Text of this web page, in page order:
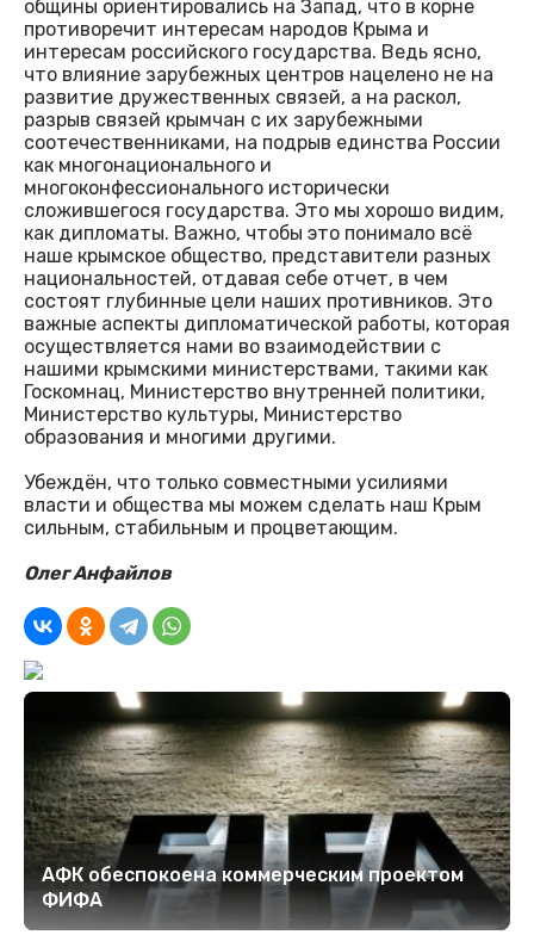
общины ориентировались на Запад, что в корне
противоречит интересам народов Крыма и
интересам российского государства. Ведь ясно,
что влияние зарубежных центров нацелено не на
развитие дружественных связей, а на раскол,
разрыв связей крымчан с их зарубежными
соотечественниками, на подрыв единства России
как многонационального и
многоконфессионального исторически
сложившегося государства. Это мы хорошо видим,
как дипломаты. Важно, чтобы это понимало всё
наше крымское общество, представители разных
национальностей, отдавая себе отчет, в чем
состоят глубинные цели наших противников. Это
важные аспекты дипломатической работы, которая
осуществляется нами во взаимодействии с
нашими крымскими министерствами, такими как
Госкомнац, Министерство внутренней политики,
Министерство культуры, Министерство
образования и многими другими.
Убеждён, что только совместными усилиями
власти и общества мы можем сделать наш Крым
сильным, стабильным и процветающим.
Олег Анфайлов
АФК обеспокоена коммерческим проектом
ФИФА